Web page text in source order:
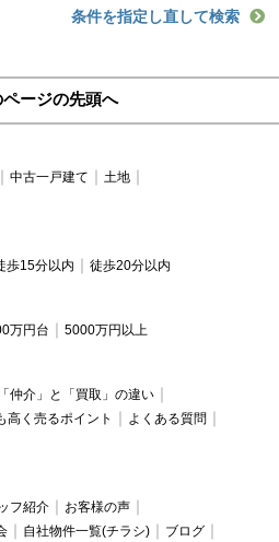
条件を指定し直して検索
ページの先頭へ
中古一戸建て
土地
歩15分以内 徒歩20分以内
万円台 5000万円以上
「仲介」と「買取」の違い
高く売るポイント
よくある質問
フ紹介
お客様の声
自社物件一覧(チラシ)
ブログ